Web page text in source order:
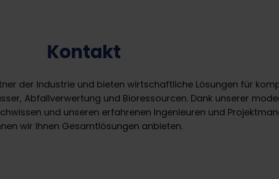
Kontakt
der Industrie und bieten wirtschaftliche Lösungen für
Abfallverwertung und Bioressourcen. Dank unserer
und unseren erfahrenen Ingenieuren und
wir Ihnen Gesamtlösungen anbieten.